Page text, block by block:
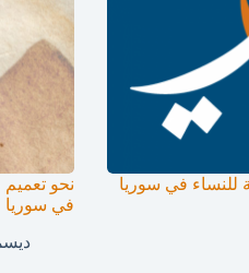
للنساء في سوريا
نحو
في سوريا
ديسمبر